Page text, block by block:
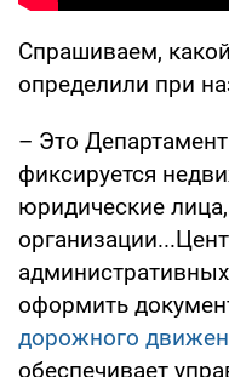
Спрашиваем,
определили при
– Это
фиксируется
юридические
оформить
дорожного
обеспечивает